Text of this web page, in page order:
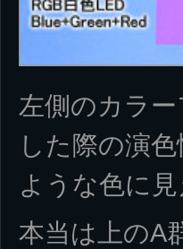
左側のカラ
した際の演
ような色に
本当は上のA